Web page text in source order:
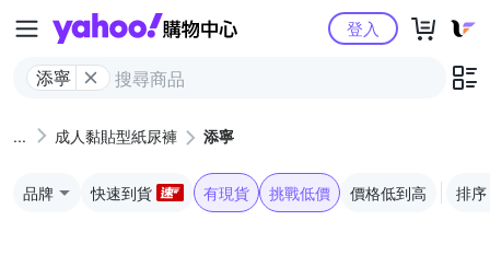
Yahoo購物中心
添寧
登入
成人黏貼型紙尿褲 添寧
品牌 快速到貨 有現貨 挑戰低價 價格低到高 排序